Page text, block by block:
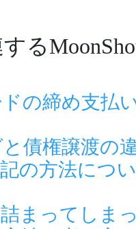
る
の締め支払
債権譲渡の
の方法につ
まってしま